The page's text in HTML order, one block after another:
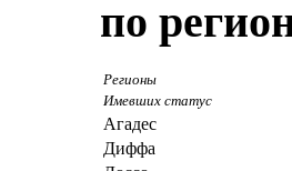
по
Регионы
Имевших статус
Aгадес
Диффа